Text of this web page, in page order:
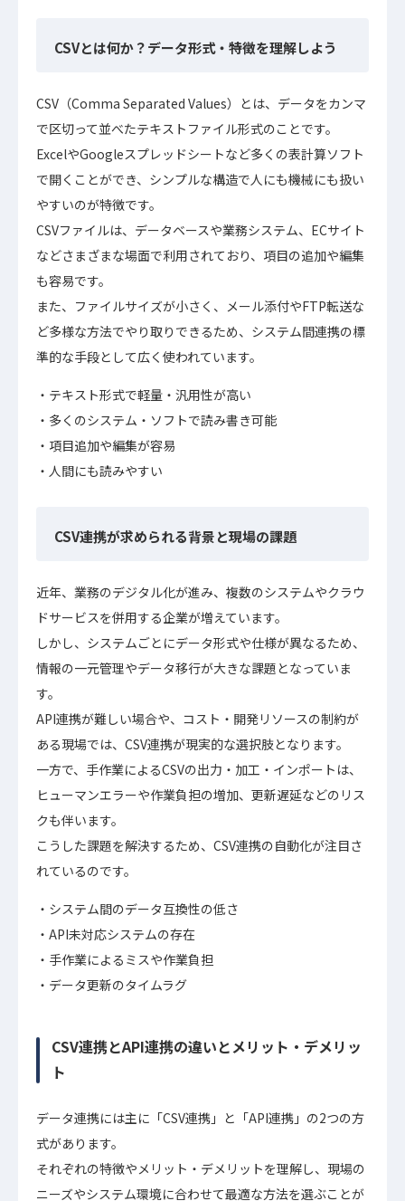
CSVとは何か？データ形式・特徴を理解しよう
CSV（Comma Separated Values）とは、データをカンマ
で区切って並べたテキストファイル形式のことです。
ExcelやGoogleスプレッドシートなど多くの表計算ソフト
で開くことができ、シンプルな構造で人にも機械にも扱い
やすいのが特徴です。
CSVファイルは、データベースや業務システム、ECサイト
などさまざまな場面で利用されており、項目の追加や編集
も容易です。
また、ファイルサイズが小さく、メール添付やFTP転送な
ど多様な方法でやり取りできるため、システム間連携の標
準的な手段として広く使われています。
テキスト形式で軽量・汎用性が高い
多くのシステム・ソフトで読み書き可能
項目追加や編集が容易
人間にも読みやすい
CSV連携が求められる背景と現場の課題
近年、業務のデジタル化が進み、複数のシステムやクラウ
ドサービスを併用する企業が増えています。
しかし、システムごとにデータ形式や仕様が異なるため、
情報の一元管理やデータ移行が大きな課題となっていま
す。
API連携が難しい場合や、コスト・開発リソースの制約が
ある現場では、CSV連携が現実的な選択肢となります。
一方で、手作業によるCSVの出力・加工・インポートは、
ヒューマンエラーや作業負担の増加、更新遅延などのリス
クも伴います。
こうした課題を解決するため、CSV連携の自動化が注目さ
れているのです。
システム間のデータ互換性の低さ
API未対応システムの存在
手作業によるミスや作業負担
データ更新のタイムラグ
CSV連携とAPI連携の違いとメリット・デメリッ
ト
データ連携には主に「CSV連携」と「API連携」の2つの方
式があります。
それぞれの特徴やメリット・デメリットを理解し、現場の
ニーズやシステム環境に合わせて最適な方法を選ぶことが